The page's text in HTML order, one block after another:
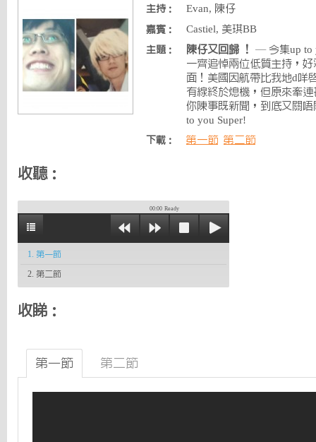
主持： Evan, 陳仔
嘉賓： Castiel, 美琪BB
主題： 陳仔又回歸 ！
— 今集up to
一齊追悼兩位低質主持，
面！美國因航帶比我地d咩
有線終於熄機，但原來牽
你陳事既新聞，到底又關
to you Super!
下載： 第一節 第二節
收聽：
00:00 Ready
1. 第一節
2. 第二節
收睇：
第一節 第二節